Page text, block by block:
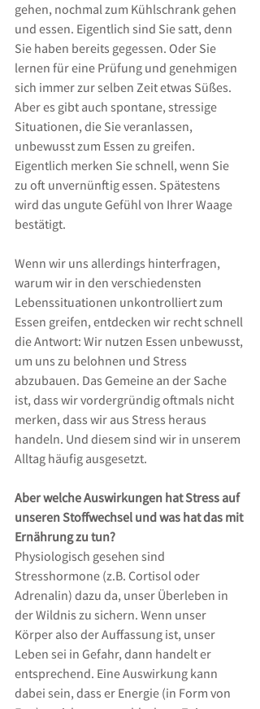
gehen, nochmal zum Kühlschrank gehen
und essen. Eigentlich sind Sie satt, denn
Sie haben bereits gegessen. Oder Sie
lernen für eine Prüfung und genehmigen
sich immer zur selben Zeit etwas Süßes.
Aber es gibt auch spontane, stressige
Situationen, die Sie veranlassen,
unbewusst zum Essen zu greifen.
Eigentlich merken Sie schnell, wenn Sie
zu oft unvernünftig essen. Spätestens
wird das ungute Gefühl von Ihrer Waage
bestätigt.
Wenn wir uns allerdings hinterfragen,
warum wir in den verschiedensten
Lebenssituationen unkontrolliert zum
Essen greifen, entdecken wir recht schnell
die Antwort: Wir nutzen Essen unbewusst,
um uns zu belohnen und Stress
abzubauen. Das Gemeine an der Sache
ist, dass wir vordergründig oftmals nicht
merken, dass wir aus Stress heraus
handeln. Und diesem sind wir in unserem
Alltag häufig ausgesetzt.
Aber welche Auswirkungen hat Stress auf
unseren Stoffwechsel und was hat das mit
Ernährung zu tun?
Physiologisch gesehen sind
Stresshormone (z.B. Cortisol oder
Adrenalin) dazu da, unser Überleben in
der Wildnis zu sichern. Wenn unser
Körper also der Auffassung ist, unser
Leben sei in Gefahr, dann handelt er
entsprechend. Eine Auswirkung kann
dabei sein, dass er Energie (in Form von